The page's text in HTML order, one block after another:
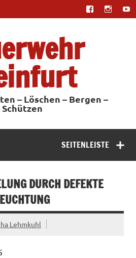
– Löschen – Bergen –
Schützen
SEITENLEISTE
DURCH DEFEKTE
Lehmkuhl